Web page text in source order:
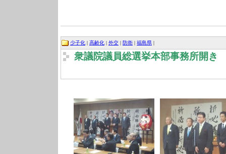
少子化 | 高齢化 | 外交 | 防衛 | 福島県 |
衆議院議員総選挙本部事務所開き